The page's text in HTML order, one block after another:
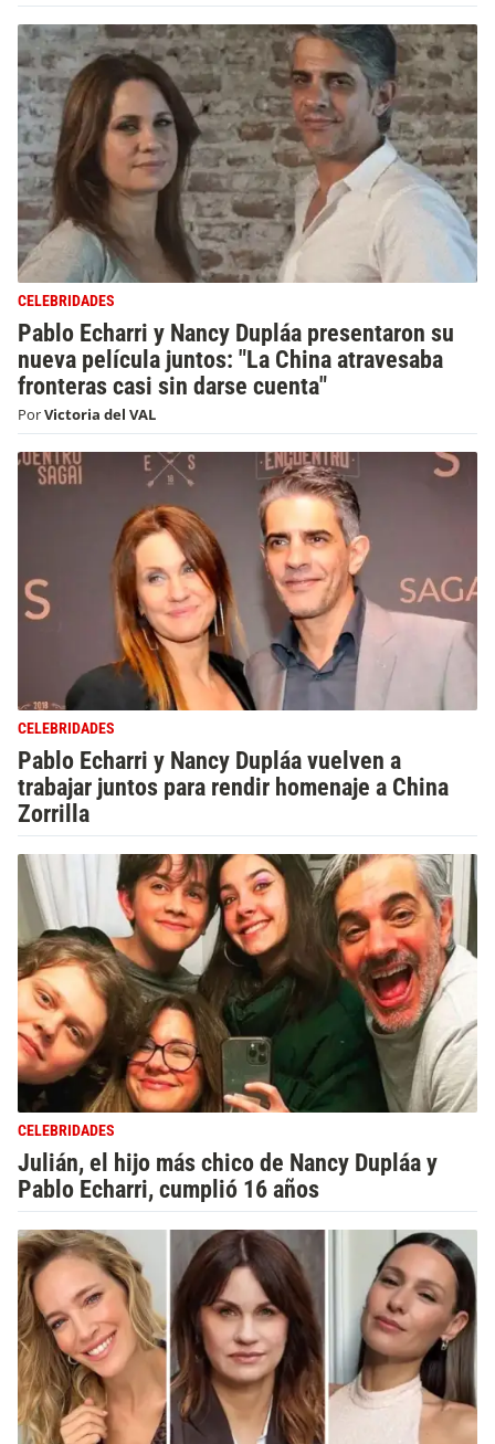
CELEBRIDADES
Pablo Echarri y Nancy Dupláa presentaron su
nueva película juntos: "La China atravesaba
fronteras casi sin darse cuenta"
PorVictoria del VAL
CELEBRIDADES
Pablo Echarri y Nancy Dupláa vuelven a
trabajar juntos para rendir homenaje a China
Zorrilla
CELEBRIDADES
Julián, el hijo más chico de Nancy Dupláa y
Pablo Echarri, cumplió 16 años